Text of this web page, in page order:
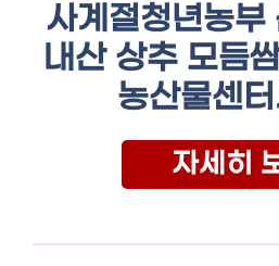
사계절청년농부
내산 상추 모듬
농산물센
자세히